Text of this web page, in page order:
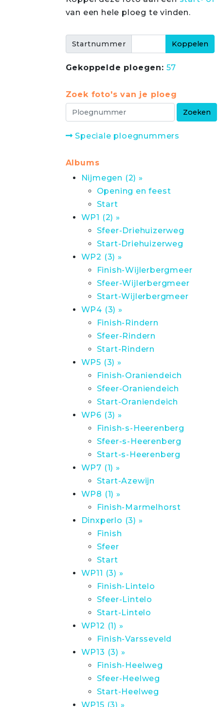
van een hele ploeg te vinden.
Startnummer
Gekoppelde ploegen: 57
Zoek foto's van je ploeg
Speciale ploegnummers
Albums
Nijmegen (2) »
Opening en feest
Start
WP1 (2) »
Sfeer-Driehuizerweg
Start-Driehuizerweg
WP2 (3) »
Finish-Wijlerbergmeer
Sfeer-Wijlerbergmeer
Start-Wijlerbergmeer
WP4 (3) »
Finish-Rindern
Sfeer-Rindern
Start-Rindern
WP5 (3) »
Finish-Oraniendeich
Sfeer-Oraniendeich
Start-Oraniendeich
WP6 (3) »
Finish-s-Heerenberg
Sfeer-s-Heerenberg
Start-s-Heerenberg
WP7 (1) »
Start-Azewijn
WP8 (1) »
Finish-Marmelhorst
Dinxperlo (3) »
Finish
Sfeer
Start
WP11 (3) »
Finish-Lintelo
Sfeer-Lintelo
Start-Lintelo
WP12 (1) »
Finish-Varsseveld
WP13 (3) »
Finish-Heelweg
Sfeer-Heelweg
Start-Heelweg
WP15 (3) »